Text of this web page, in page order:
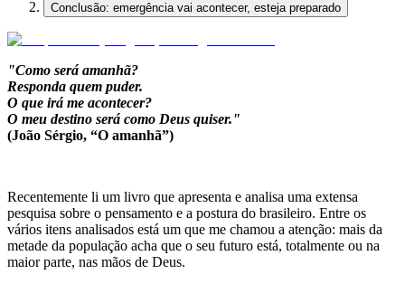
Conclusão: emergência vai acontecer, esteja preparado
"Como será amanhã?
Responda quem puder.
O que irá me acontecer?
O meu destino será como Deus quiser."
(João Sérgio, “O amanhã”)
Recentemente li um livro que apresenta e analisa uma extensa
pesquisa sobre o pensamento e a postura do brasileiro. Entre os
vários itens analisados está um que me chamou a atenção: mais da
metade da população acha que o seu futuro está, totalmente ou na
maior parte, nas mãos de Deus.